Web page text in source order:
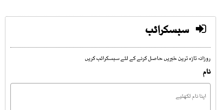
سبسکرائب
روزانہ تازہ ترین خبریں حاصل کرنے کے لئے سبسکرائب کریں
نام